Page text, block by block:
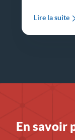
Lire la suite
En savoir